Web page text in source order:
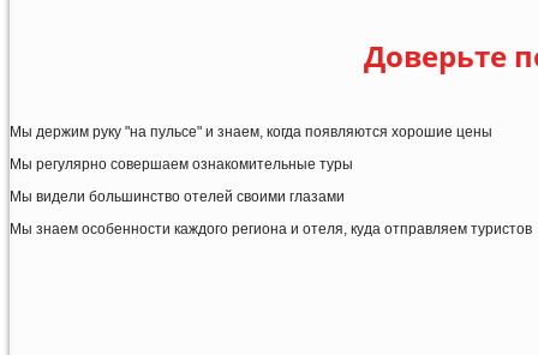
Доверьте
Мы держим руку "на пульсе" и знаем, когда появляются хорошие цены
Мы регулярно совершаем ознакомительные туры
Мы видели большинство отелей своими глазами
Мы знаем особенности каждого региона и отеля, куда отправляем туристов